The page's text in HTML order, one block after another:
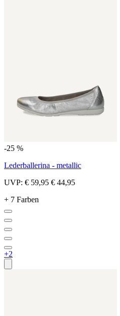
-25 %
Lederballerina - metallic
UVP: € 59,95 € 44,95
+ 7 Farben
+2